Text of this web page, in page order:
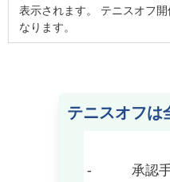
表示されます。 テニスオフ
なります。
テニスオフは
-
承認